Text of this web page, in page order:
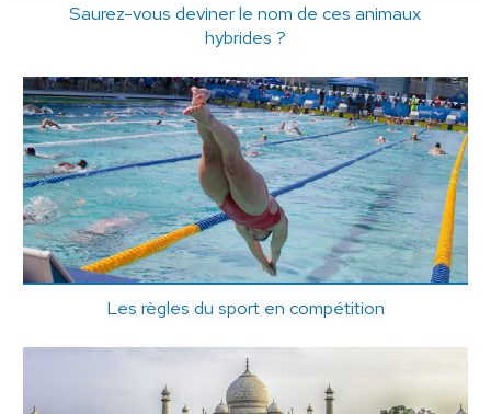
Saurez-vous deviner le nom de ces animaux
hybrides ?
Les règles du sport en compétition